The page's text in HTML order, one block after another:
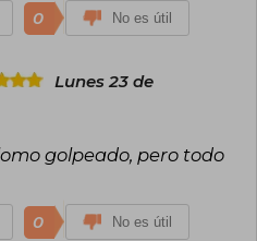
0 No es útil
Lunes 23 de
golpeado, pero todo
0 No es útil